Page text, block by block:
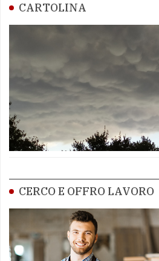
CARTOLINA
CERCO E OFFRO LAVORO